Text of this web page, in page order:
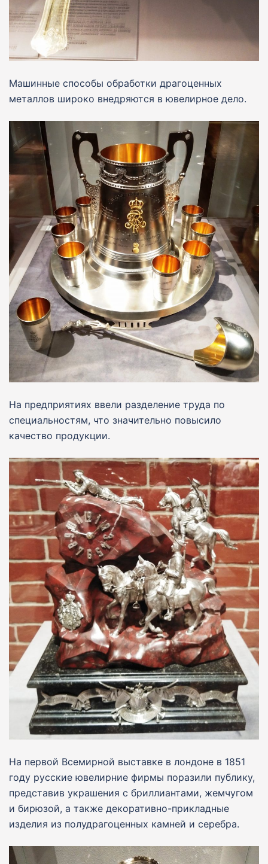
Машинные способы обработки драгоценных
металлов широко внедряются в ювелирное дело.
На предприятиях ввели разделение труда по
специальностям, что значительно повысило
качество продукции.
На первой Всемирной выставке в лондоне в 1851
году русские ювелирние фирмы поразили публику,
представив украшения с бриллиантами, жемчугом
и бирюзой, а также декоративно-прикладные
изделия из полудрагоценных камней и серебра.